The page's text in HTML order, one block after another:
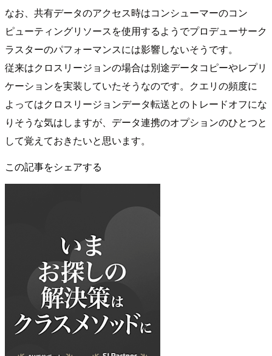
なお、共有データのアクセス時はコンシューマーのコン
ピューティングリソースを使用するようでプロデューサーク
ラスターのパフォーマンスには影響しないそうです。
従来はクロスリージョンの場合は別途データコピーやレプリ
ケーションを実装していたそうなのです。クエリの頻度に
よってはクロスリージョンデータ転送とのトレードオフにな
りそうな気はしますが、データ連携のオプションのひとつと
して覚えておきたいと思います。
この記事をシェアする